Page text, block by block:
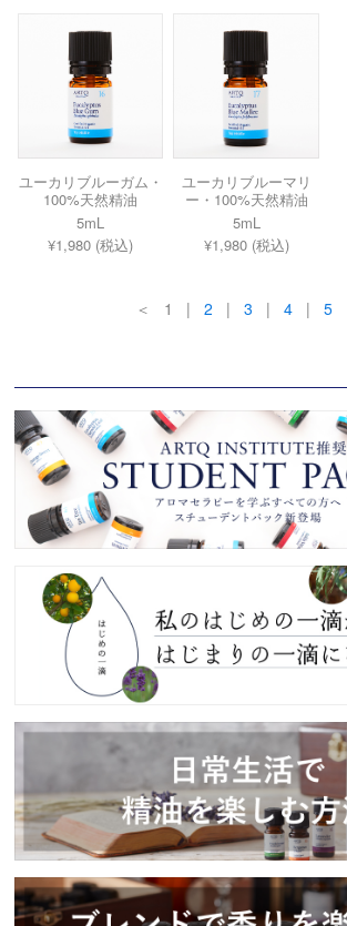
ユーカリブルーガム・
100%天然精油
5mL
¥1,980 (税込)
ユーカリブルーマリ
ー・100%天然精油
5mL
¥1,980 (税込)
＜ 1 | 2 | 3 | 4| 5